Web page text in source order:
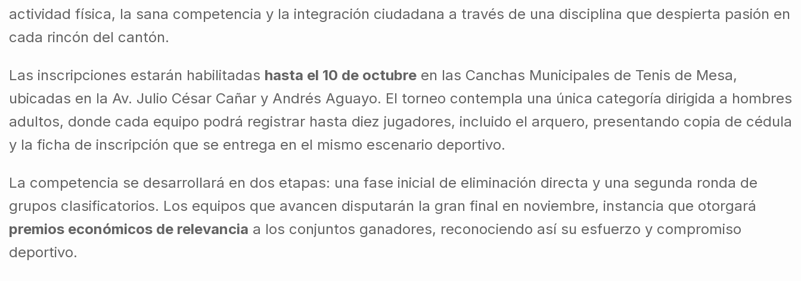
actividad física, la sana competencia y la integración ciudadana a través de una disciplina que despierta pasión en
cada rincón del cantón.
Las inscripciones estarán habilitadas hasta el 10 de octubre en las Canchas Municipales de Tenis de Mesa,
ubicadas en la Av. Julio César Cañar y Andrés Aguayo. El torneo contempla una única categoría dirigida a hombres
adultos, donde cada equipo podrá registrar hasta diez jugadores, incluido el arquero, presentando copia de cédula
y la ficha de inscripción que se entrega en el mismo escenario deportivo.
La competencia se desarrollará en dos etapas: una fase inicial de eliminación directa y una segunda ronda de
grupos clasificatorios. Los equipos que avancen disputarán la gran final en noviembre, instancia que otorgará
premios económicos de relevancia a los conjuntos ganadores, reconociendo así su esfuerzo y compromiso
deportivo.